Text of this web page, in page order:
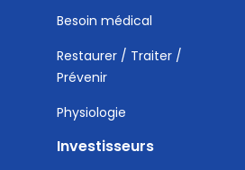
Besoin médical
Restaurer / Traiter /
Prévenir
Physiologie
Investisseurs